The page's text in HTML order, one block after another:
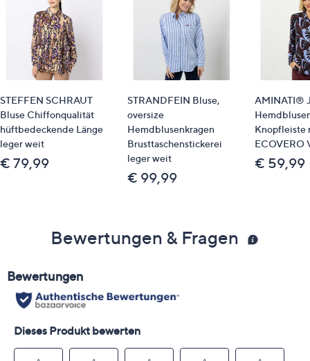
STEFFEN SCHRAUT
Bluse Chiffonqualität
hüftbedeckende Länge
leger weit
€ 79,99
STRANDFEIN Bluse,
oversize
Hemdblusenkragen
Brusttaschenstickerei
leger weit
€ 99,99
AMINATI®
Knopfleiste
ECOVERO
€ 59,99
Bewertungen & Fragen